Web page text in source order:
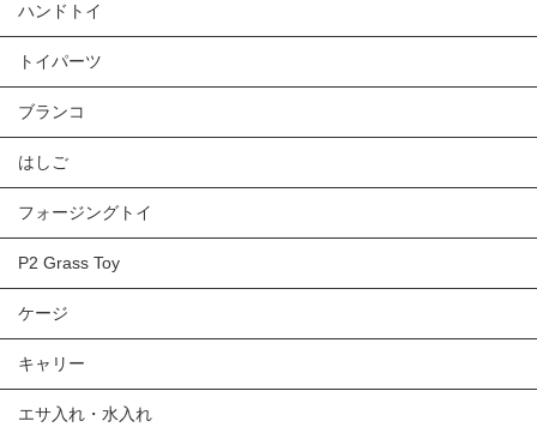
ハンドトイ
トイパーツ
ブランコ
はしご
フォージングトイ
P2 Grass Toy
ケージ
キャリー
エサ入れ・水入れ